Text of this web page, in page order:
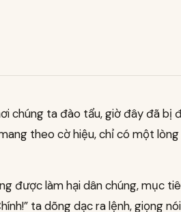
chúng ta đào tẩu, giờ đây đã bị
theo cờ hiệu, chỉ có một
được làm hại dân chúng, mục
ta dõng dạc ra lệnh, giọng